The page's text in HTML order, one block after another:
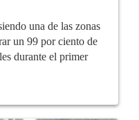
una de las zonas
un 99 por ciento de
durante el primer